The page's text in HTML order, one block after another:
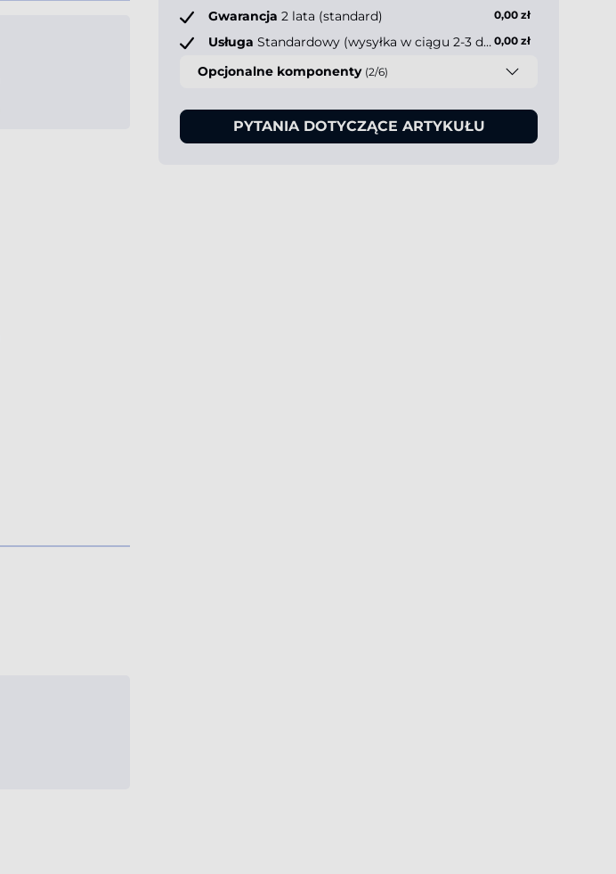
Gwarancja 2 lata (standard) 0,00 zł
Usługa Standardowy (wysyłka w ciągu 2-3 dni roboczych) 0,00 zł
Opcjonalne komponenty (2/6)
PYTANIA DOTYCZĄCE ARTYKUŁU